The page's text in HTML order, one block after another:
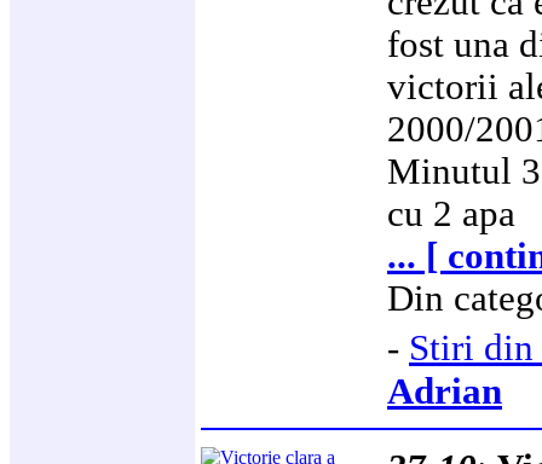
fost una
victorii
2000/
Minutul
cu 2 apa
... [
Din
- Stiri
Adrian